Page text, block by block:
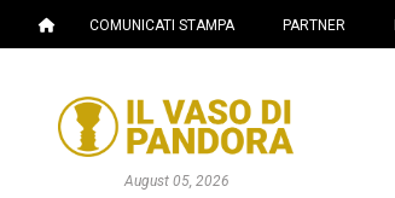
COMUNICATI STAMPA PARTNER
August 05, 2026